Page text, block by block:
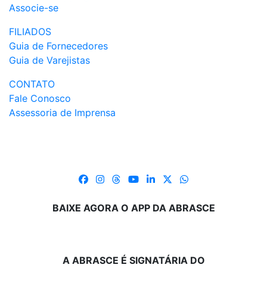
Associe-se
FILIADOS
Guia de Fornecedores
Guia de Varejistas
CONTATO
Fale Conosco
Assessoria de Imprensa
BAIXE AGORA O APP DA ABRASCE
A ABRASCE É SIGNATÁRIA DO